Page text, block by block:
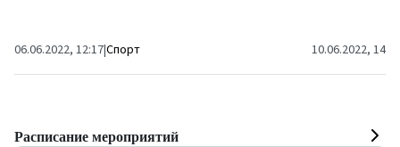
06.06.2022, 12:17|Спорт
10.06.2022, 14:15
Расписание мероприятий